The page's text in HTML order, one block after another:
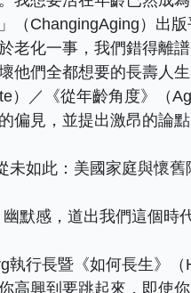
（ChangingAging）出版
老化一事，我們錯得離
們全都想要的長壽人生
）／《從年齡角度》（
偏見，並提出激昂的論
如此：美國家庭與懷
默感，道出我們這個
行長暨《如何長生》
興到要跳起來，即使你